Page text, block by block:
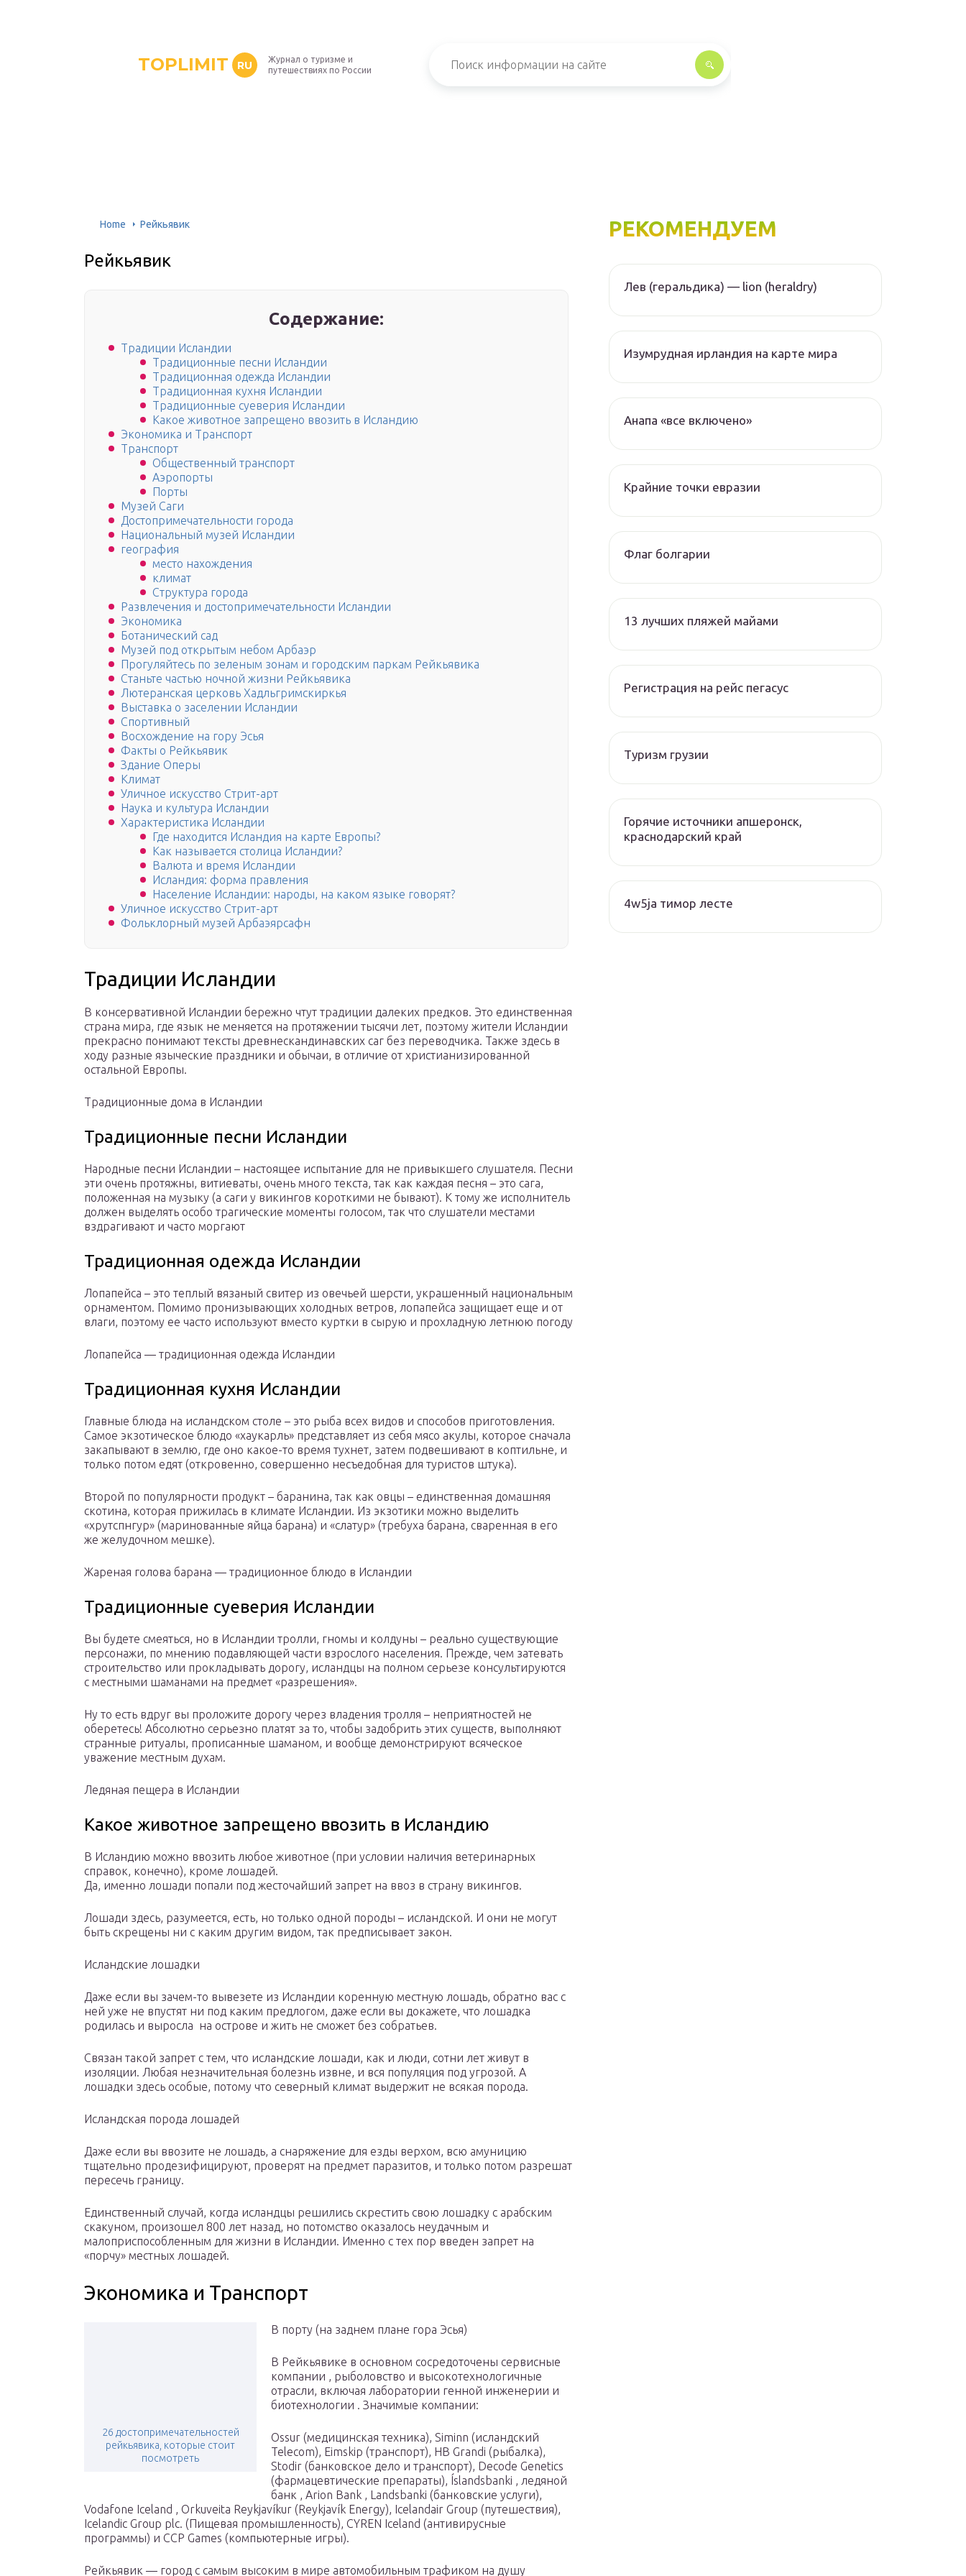
TOPLIMIT RU
Журнал о туризме и
путешествиях по России
Home Рейкьявик
Рейкьявик
Содержание:
Традиции Исландии
Традиционные песни Исландии
Традиционная одежда Исландии
Традиционная кухня Исландии
Традиционные суеверия Исландии
Какое животное запрещено ввозить в Исландию
Экономика и Транспорт
Транспорт
Общественный транспорт
Аэропорты
Порты
Музей Саги
Достопримечательности города
Национальный музей Исландии
география
место нахождения
климат
Структура города
Развлечения и достопримечательности Исландии
Экономика
Ботанический сад
Музей под открытым небом Арбаэр
Прогуляйтесь по зеленым зонам и городским паркам Рейкьявика
Станьте частью ночной жизни Рейкьявика
Лютеранская церковь Хадльгримскиркья
Выставка о заселении Исландии
Спортивный
Восхождение на гору Эсья
Факты о Рейкьявик
Здание Оперы
Климат
Уличное искусство Стрит-арт
Наука и культура Исландии
Характеристика Исландии
Где находится Исландия на карте Европы?
Как называется столица Исландии?
Валюта и время Исландии
Исландия: форма правления
Население Исландии: народы, на каком языке говорят?
Уличное искусство Стрит-арт
Фольклорный музей Арбаэярсафн
Традиции Исландии
В консервативной Исландии бережно чтут традиции далеких предков. Это единственная
страна мира, где язык не меняется на протяжении тысячи лет, поэтому жители Исландии
прекрасно понимают тексты древнескандинавских саг без переводчика. Также здесь в
ходу разные языческие праздники и обычаи, в отличие от христианизированной
остальной Европы.
Традиционные дома в Исландии
Традиционные песни Исландии
Народные песни Исландии – настоящее испытание для не привыкшего слушателя. Песни
эти очень протяжны, витиеваты, очень много текста, так как каждая песня – это сага,
положенная на музыку (а саги у викингов короткими не бывают). К тому же исполнитель
должен выделять особо трагические моменты голосом, так что слушатели местами
вздрагивают и часто моргают
Традиционная одежда Исландии
Лопапейса – это теплый вязаный свитер из овечьей шерсти, украшенный национальным
орнаментом. Помимо пронизывающих холодных ветров, лопапейса защищает еще и от
влаги, поэтому ее часто используют вместо куртки в сырую и прохладную летнюю погоду
Лопапейса — традиционная одежда Исландии
Традиционная кухня Исландии
Главные блюда на исландском столе – это рыба всех видов и способов приготовления.
Самое экзотическое блюдо «хаукарль» представляет из себя мясо акулы, которое сначала
закапывают в землю, где оно какое-то время тухнет, затем подвешивают в коптильне, и
только потом едят (откровенно, совершенно несъедобная для туристов штука).
Второй по популярности продукт – баранина, так как овцы – единственная домашняя
скотина, которая прижилась в климате Исландии. Из экзотики можно выделить
«хрутспнгур» (маринованные яйца барана) и «слатур» (требуха барана, сваренная в его
же желудочном мешке).
Жареная голова барана — традиционное блюдо в Исландии
Традиционные суеверия Исландии
Вы будете смеяться, но в Исландии тролли, гномы и колдуны – реально существующие
персонажи, по мнению подавляющей части взрослого населения. Прежде, чем затевать
строительство или прокладывать дорогу, исландцы на полном серьезе консультируются
с местными шаманами на предмет «разрешения».
Ну то есть вдруг вы проложите дорогу через владения тролля – неприятностей не
оберетесь! Абсолютно серьезно платят за то, чтобы задобрить этих существ, выполняют
странные ритуалы, прописанные шаманом, и вообще демонстрируют всяческое
уважение местным духам.
Ледяная пещера в Исландии
Какое животное запрещено ввозить в Исландию
В Исландию можно ввозить любое животное (при условии наличия ветеринарных
справок, конечно), кроме лошадей.
Да, именно лошади попали под жесточайший запрет на ввоз в страну викингов.
Лошади здесь, разумеется, есть, но только одной породы – исландской. И они не могут
быть скрещены ни с каким другим видом, так предписывает закон.
Исландские лошадки
Даже если вы зачем-то вывезете из Исландии коренную местную лошадь, обратно вас с
ней уже не впустят ни под каким предлогом, даже если вы докажете, что лошадка
родилась и выросла на острове и жить не сможет без собратьев.
Связан такой запрет с тем, что исландские лошади, как и люди, сотни лет живут в
изоляции. Любая незначительная болезнь извне, и вся популяция под угрозой. А
лошадки здесь особые, потому что северный климат выдержит не всякая порода.
Исландская порода лошадей
Даже если вы ввозите не лошадь, а снаряжение для езды верхом, всю амуницию
тщательно продезифицируют, проверят на предмет паразитов, и только потом разрешат
пересечь границу.
Единственный случай, когда исландцы решились скрестить свою лошадку с арабским
скакуном, произошел 800 лет назад, но потомство оказалось неудачным и
малоприспособленным для жизни в Исландии. Именно с тех пор введен запрет на
«порчу» местных лошадей.
Экономика и Транспорт
26 достопримечательностей
рейкьявика, которые стоит
посмотреть
В порту (на заднем плане гора Эсья)
В Рейкьявике в основном сосредоточены сервисные
компании , рыболовство и высокотехнологичные
отрасли, включая лаборатории генной инженерии и
биотехнологии . Значимые компании:
Ossur (медицинская техника), Siminn (исландский
Telecom), Eimskip (транспорт), HB Grandi (рыбалка),
Stodir (банковское дело и транспорт), Decode Genetics
(фармацевтические препараты), Íslandsbanki , ледяной
банк , Arion Bank , Landsbanki (банковские услуги),
Vodafone Iceland , Orkuveita Reykjavíkur (Reykjavík Energy), Icelandair Group (путешествия),
Icelandic Group plc. (Пищевая промышленность), CYREN Iceland (антивирусные
программы) и CCP Games (компьютерные игры).
Рейкьявик — город с самым высоким в мире автомобильным трафиком на душу
РЕКОМЕНДУЕМ
Лев (геральдика) — lion (heraldry)
Изумрудная ирландия на карте мира
Анапа «все включено»
Крайние точки евразии
Флаг болгарии
13 лучших пляжей майами
Регистрация на рейс пегасус
Туризм грузии
Горячие источники апшеронск,
краснодарский край
4w5ja тимор лесте